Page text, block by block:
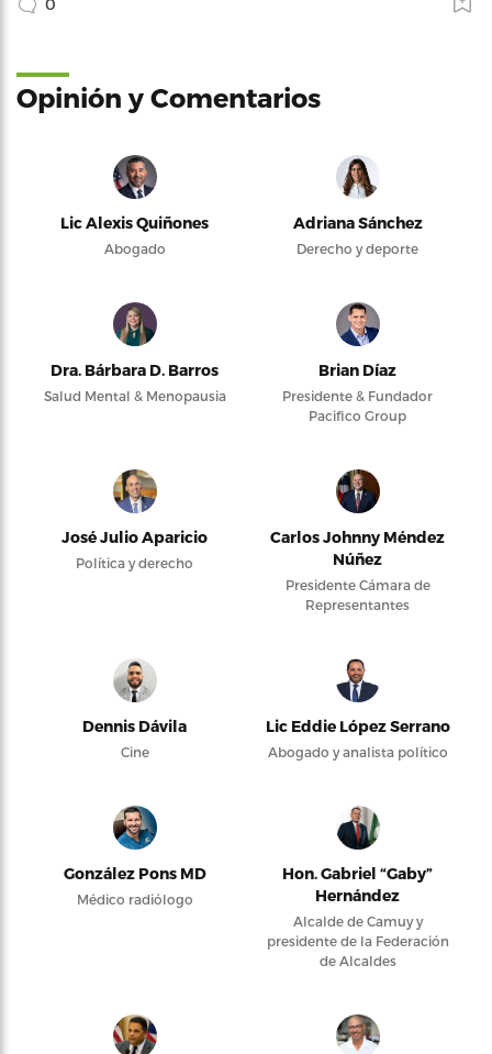
Opinión y Comentarios
Lic Alexis Quiñones
Abogado
Adriana Sánchez
Derecho y deporte
Dra. Bárbara D. Barros
Salud Mental & Menopausia
Brian Díaz
Presidente & Fundador
Pacifico Group
José Julio Aparicio
Política y derecho
Carlos Johnny Méndez
Núñez
Presidente Cámara de
Representantes
Dennis Dávila
Cine
Lic Eddie López Serrano
Abogado y analista político
González Pons MD
Médico radiólogo
Hon. Gabriel “Gaby”
Hernández
Alcalde de Camuy y
presidente de la Federación
de Alcaldes